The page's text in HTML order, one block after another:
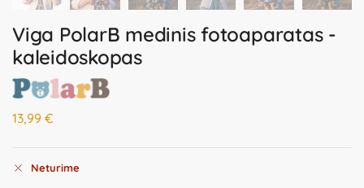
Viga PolarB medinis fotoaparatas -
kaleidoskopas
13,99 €
Neturime